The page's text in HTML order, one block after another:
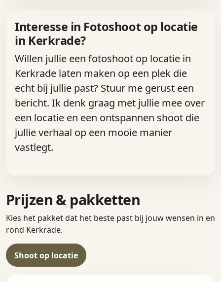
Interesse in Fotoshoot op locatie
in Kerkrade?
Willen jullie een fotoshoot op locatie in
Kerkrade laten maken op een plek die
echt bij jullie past? Stuur me gerust een
bericht. Ik denk graag met jullie mee over
een locatie en een ontspannen shoot die
jullie verhaal op een mooie manier
vastlegt.
Prijzen & pakketten
Kies het pakket dat het beste past bij jouw wensen in en
rond Kerkrade.
Shoot op locatie